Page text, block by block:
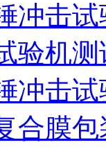
冲击
验机
冲击
合膜